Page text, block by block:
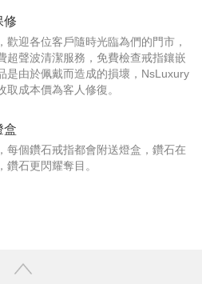
修
歡迎各位客戶隨時光臨為們的門市，
超聲波清潔服務，免費檢查戒指鑲嵌
是由於佩戴而造成的損壞，NsLuxury
取成本價為客人修復。
盒
每個鑽石戒指都會附送燈盒，鑽石在
鑽石更閃耀奪目。